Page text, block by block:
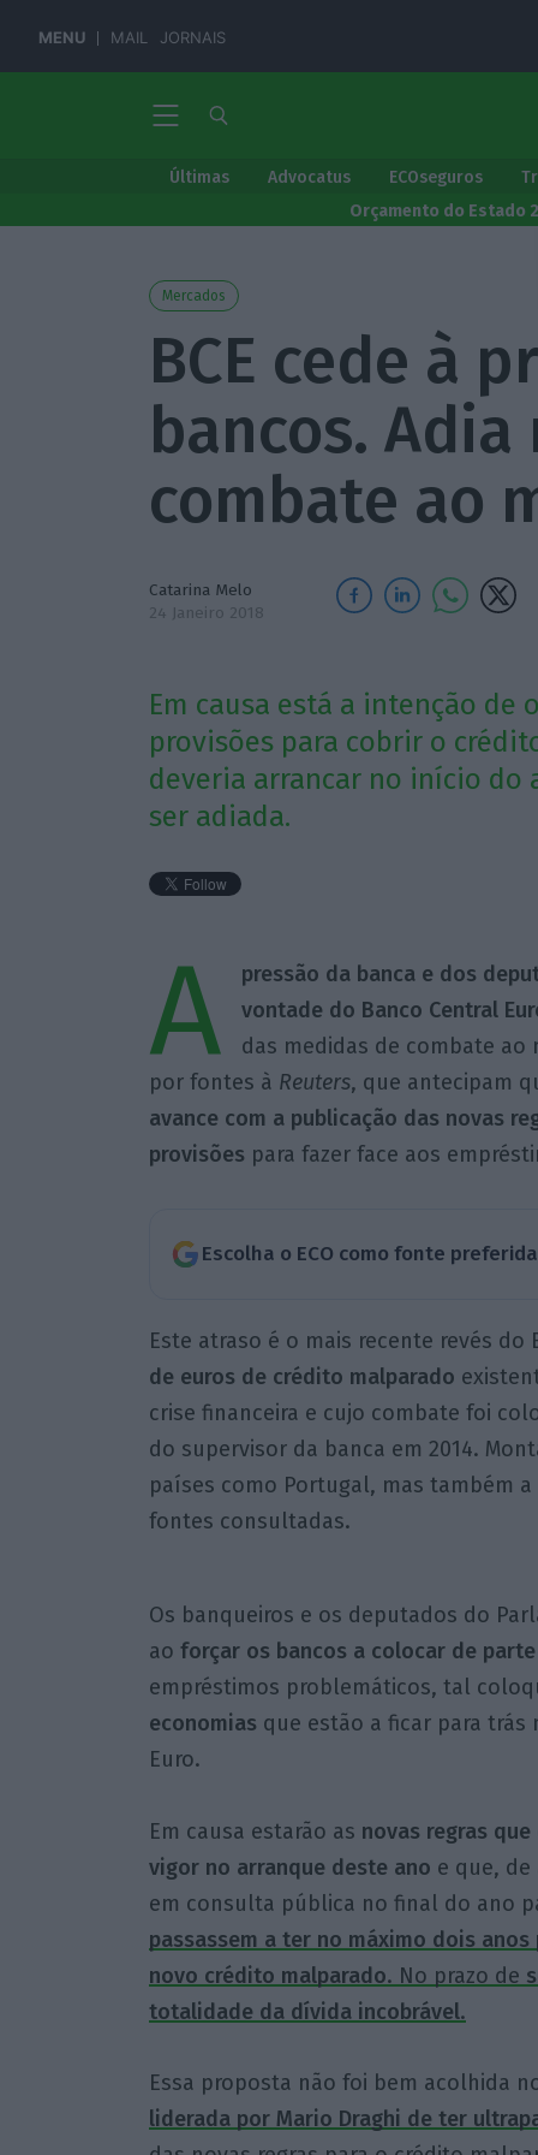
MENU MAIL JORNAIS
Últimas Advocatus ECOseguros
Orçamento do Estado
Mercados
BCE cede à
bancos. Adia
combate ao
Catarina Melo
24 Janeiro 2018
Em causa está a intenção de
provisões para cobrir o
deveria arrancar no início do
ser adiada.
A
pressão da banca e dos
vontade do Banco Central
das medidas de combate
por fontes à Reuters, que antecipam
avance com a publicação das novas
provisões para fazer face aos
Escolha o ECO como fonte
Este atraso é o mais recente revés do
de euros de crédito malparado
crise financeira e cujo combate foi
do supervisor da banca em 2014.
países como Portugal, mas também
fontes consultadas.
Os banqueiros e os deputados do
ao forçar os bancos a colocar de
empréstimos problemáticos, tal
economias que estão a ficar para trás
Euro.
Em causa estarão as novas regras
vigor no arranque deste ano e que,
em consulta pública no final do ano
passassem a ter no máximo dois
novo crédito malparado. No prazo de
totalidade da dívida incobrável.
Essa proposta não foi bem acolhida
liderada por Mario Draghi de ter